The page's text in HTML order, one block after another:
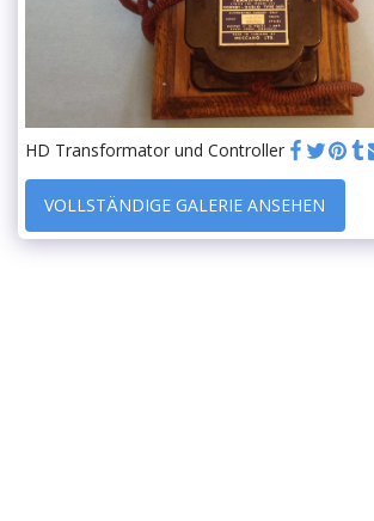
HD Transformator und Controller
VOLLSTÄNDIGE GALERIE ANSEHEN